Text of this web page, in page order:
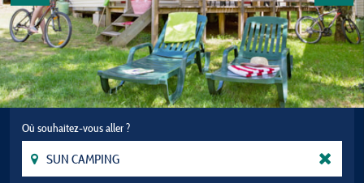
Où souhaitez-vous aller ?